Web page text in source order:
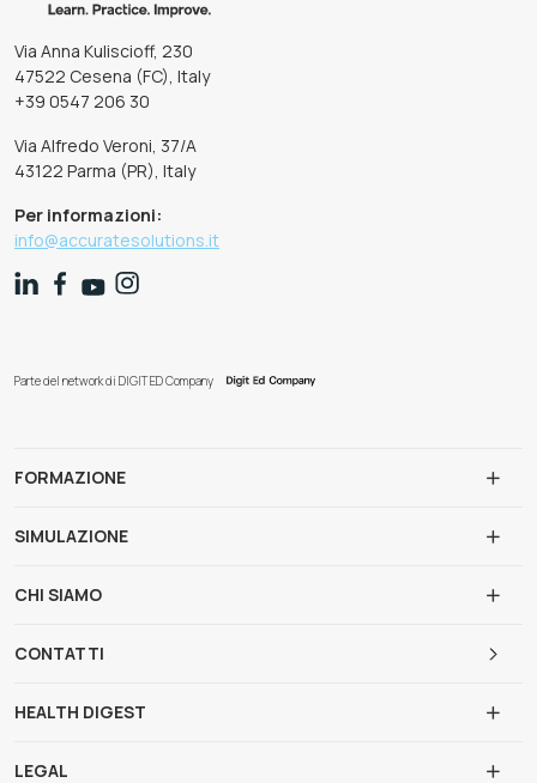
Via Anna Kuliscioff, 230
47522 Cesena (FC), Italy
+39 0547 206 30
Via Alfredo Veroni, 37/A
43122 Parma (PR), Italy
Per informazioni:
info@accuratesolutions.it
Parte del network di DIGIT ED Company
FORMAZIONE
SIMULAZIONE
CHI SIAMO
CONTATTI
HEALTH DIGEST
LEGAL